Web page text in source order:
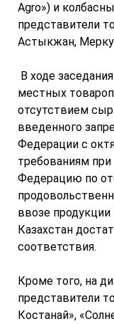
Agro») и
представители
Астыкжан,
В ходе
местных
отсутствием
введенного
Федерации с
требованиям
Федерацию по
ввозе
Казахстан
соответствия.
Кроме того, на
представители
Костанай»,